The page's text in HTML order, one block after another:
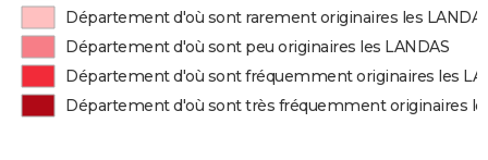
Département d'où sont rarement originaires les
Département d'où sont peu originaires les LANDAS
Département d'où sont fréquemment originaires les
Département d'où sont très fréquemment originaires